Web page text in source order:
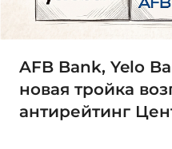
AFB Bank, Yelo
новая тройка
антирейтинг